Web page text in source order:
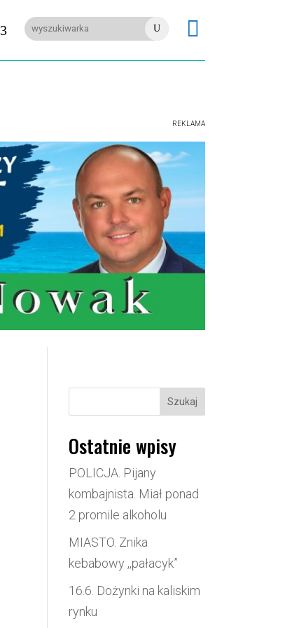
U 
REKLAMA
Szukaj
Ostatnie wpisy
POLICJA. Pijany
kombajnista. Miał ponad
2 promile alkoholu
MIASTO. Znika
kebabowy ,,pałacyk”
16.6. Dożynki na kaliskim
rynku